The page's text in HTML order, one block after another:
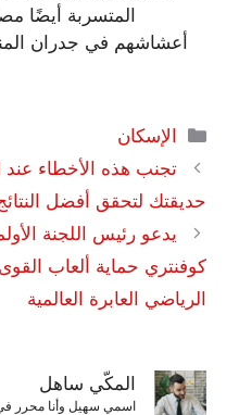
المتسربة أيضًا
أعشاشهم في جدران
التصنيفات
الإسكان
تجنب هذه الأخطاء عند
حديقتك لتحقق أفضل
يدعو رئيس اللجنة
كوفنتري حماية ألعاب
الرياضي العابرة العالمية
المكّي ساهل
اسمي سهيل وأنا محرر